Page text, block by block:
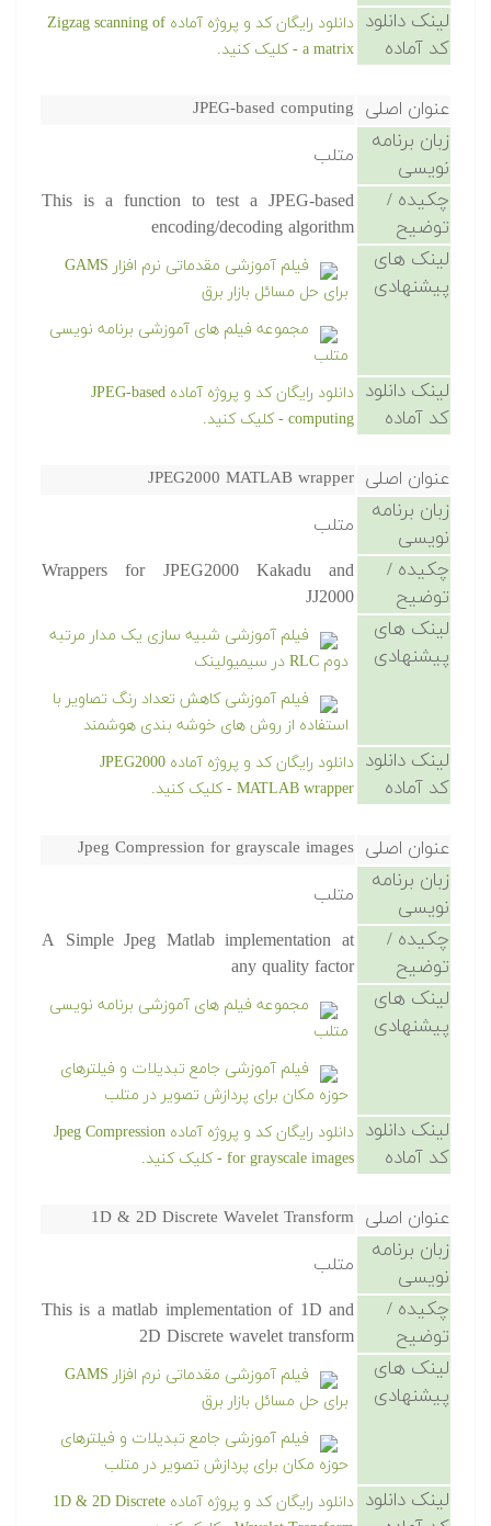
لینک دانلود
کد آماده
دانلود رایگان کد و پروژه آماده Zigzag scanning of
a matrix - کلیک کنید.
عنوان اصلی JPEG-based computing
زبان برنامه
نویسی
متلب
چکیده /
توضیح
This is a function to test a JPEG-based
encoding/decoding algorithm
لینک های
پیشنهادی
فیلم آموزشی مقدماتی نرم افزار GAMS
برای حل مسائل بازار برق
مجموعه فیلم های آموزشی برنامه نویسی
متلب
لینک دانلود
کد آماده
دانلود رایگان کد و پروژه آماده JPEG-based
computing - کلیک کنید.
عنوان اصلی JPEG2000 MATLAB wrapper
زبان برنامه
نویسی
متلب
چکیده /
توضیح
Wrappers for JPEG2000 Kakadu and
JJ2000
لینک های
پیشنهادی
فیلم آموزشی شبیه سازی یک مدار مرتبه
دوم RLC در سیمیولینک
فیلم آموزشی کاهش تعداد رنگ تصاویر با
استفاده از روش های خوشه بندی هوشمند
لینک دانلود
کد آماده
دانلود رایگان کد و پروژه آماده JPEG2000
MATLAB wrapper - کلیک کنید.
عنوان اصلی Jpeg Compression for grayscale images
زبان برنامه
نویسی
متلب
چکیده /
توضیح
A Simple Jpeg Matlab implementation at
any quality factor
لینک های
پیشنهادی
مجموعه فیلم های آموزشی برنامه نویسی
متلب
فیلم آموزشی جامع تبدیلات و فیلترهای
حوزه مکان برای پردازش تصویر در متلب
لینک دانلود
کد آماده
دانلود رایگان کد و پروژه آماده Jpeg Compression
for grayscale images - کلیک کنید.
عنوان اصلی 1D & 2D Discrete Wavelet Transform
زبان برنامه
نویسی
متلب
چکیده /
توضیح
This is a matlab implementation of 1D and
2D Discrete wavelet transform
لینک های
پیشنهادی
فیلم آموزشی مقدماتی نرم افزار GAMS
برای حل مسائل بازار برق
فیلم آموزشی جامع تبدیلات و فیلترهای
حوزه مکان برای پردازش تصویر در متلب
لینک دانلود
دانلود رایگان کد و پروژه آماده 1D & 2D Discrete